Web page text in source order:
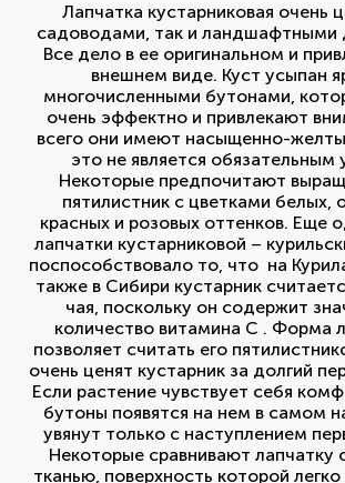
Лапчатка кустарниковая очень
садоводами, так и ландшафтными
Все дело в ее оригинальном и
внешнем виде. Куст усыпан
многочисленными бутонами,
очень эффектно и привлекают
всего они имеют насыщенно-
это не является обязательным
Некоторые предпочитают
пятилистник с цветками белых,
красных и розовых оттенков. Еще
лапчатки кустарниковой –
поспособствовало то, что на
также в Сибири кустарник
чая, поскольку он содержит
количество витамина С . Форма
позволяет считать его
очень ценят кустарник за долгий
Если растение чувствует себя
бутоны появятся на нем в самом
увянут только с наступлением
Некоторые сравнивают лапчатку
тканью, поверхность которой